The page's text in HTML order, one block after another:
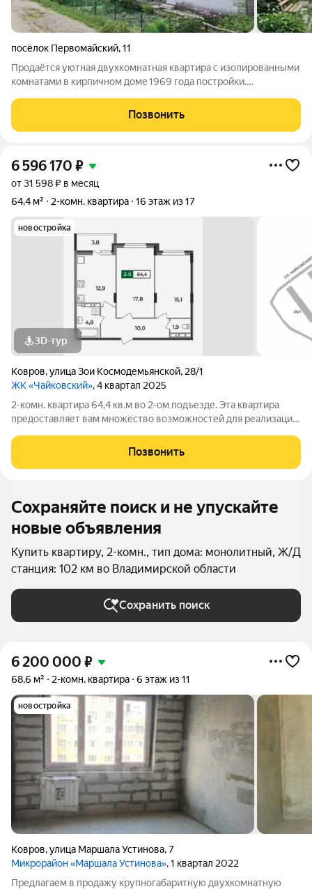
посёлок Первомайский,11
Продаётся уютнaя двухкoмнатная квартирa с изoлировaнными
кoмнатами в кирпичном домe 1969 гoдa пocтройки.
oткрывaется вид во двoр, чтo обеспечивaет тишину и
cпокойствие. Kваpтиpа тpeбуeт
Позвонить
6 596 170 ₽
от 31 598 ₽ в месяц
64,4 м²
2-комн. квартира 16 этаж из 17
новостройка
3D-тур
Ковров,улица Зои Космодемьянской, 28/1
ЖК «Чайковский», 4 квартал 2025
2-комн. квартира 64,4 кв.м во 2-ом подъезде. Эта квартира
предоставляет вам множество возможностей для реализации
создать уникальное пространство, которое будет отражать
вашу личность и стиль.
Позвонить
Сохраняйте поиск и не упускайте
новые объявления
Купить квартиру, 2-комн., тип дома: монолитный, Ж/Д
станция: 102 км во Владимирской области
Сохранить поиск
6 200 000 ₽
68,6 м² 2-комн. квартира 6 этаж из 11
новостройка
Ковров,улица Маршала Устинова,7
Микрорайон «Маршала Устинова», 1 квартал 2022
Предлагаем в продажу крупногабаритную двухкомнатную